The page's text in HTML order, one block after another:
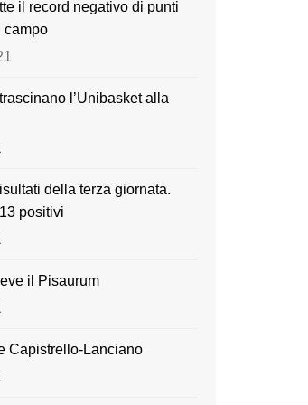
e
il record negativo di punti
campo
l’Unibasket alla
della terza giornata.
positivi
il Pisaurum
Capistrello-Lanciano